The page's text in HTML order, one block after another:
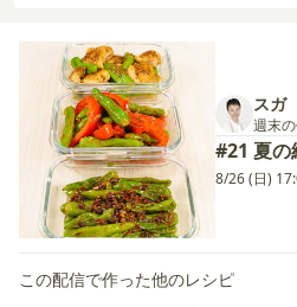
スガ
週末
#21 夏の
8/26 (日)
この配信で作った他のレシピ